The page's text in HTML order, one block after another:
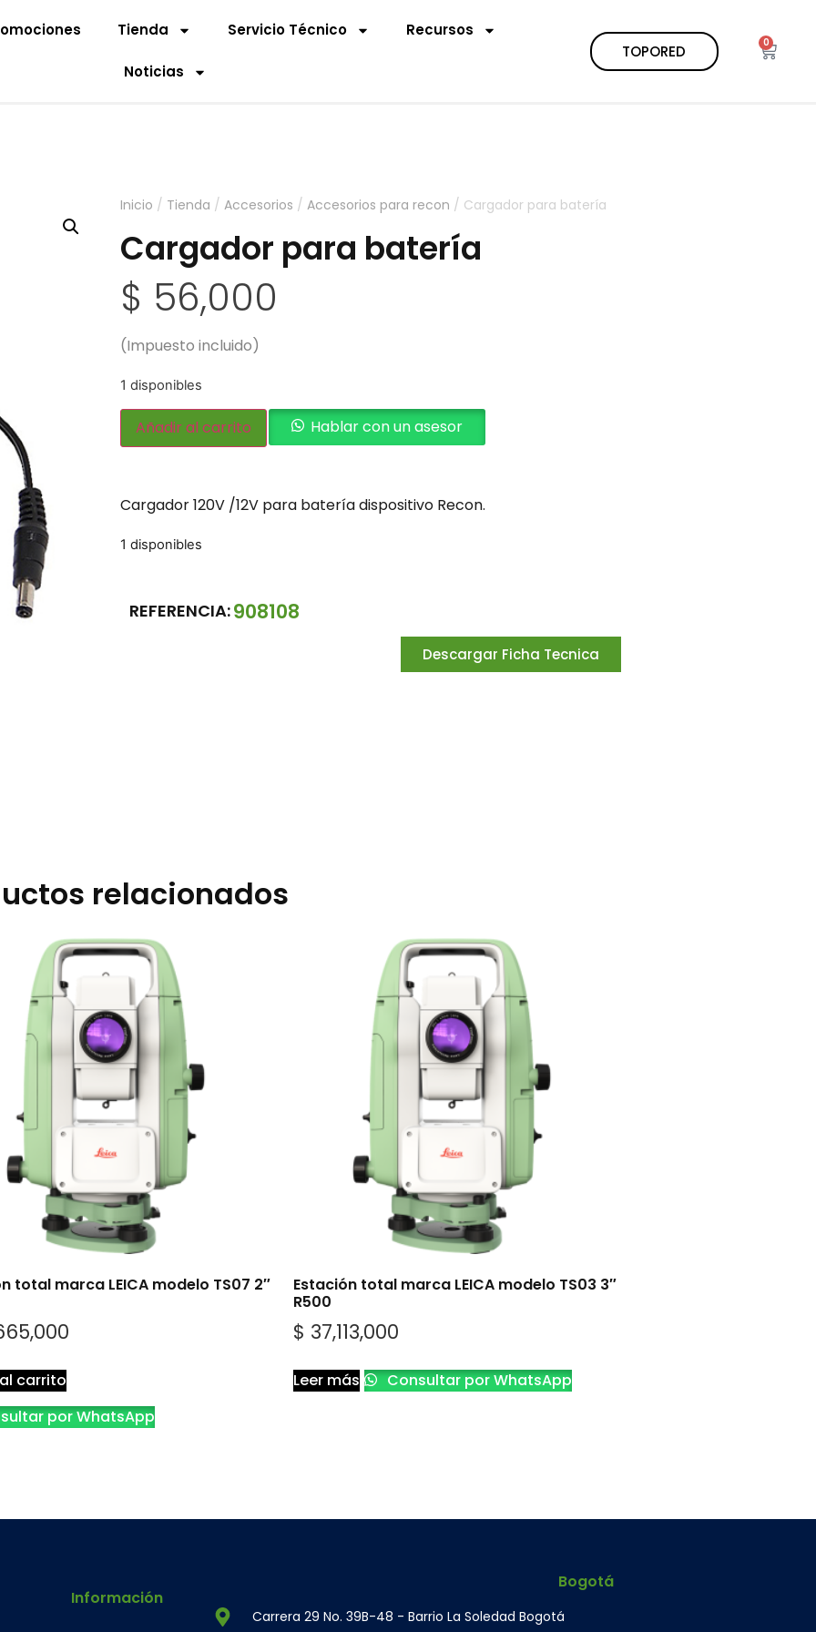
Tienda Servicio Técnico Recursos
Noticias
TOPORED 0
Inicio / Tienda / Accesorios / Accesorios para recon / Cargador para batería
Cargador para batería
$ 56,000
(Impuesto incluido)
1 disponibles
Añadir al carrito Hablar con un asesor
Cargador 120V /12V para batería dispositivo Recon.
1 disponibles
REFERENCIA:908108
Descargar Ficha Tecnica
relacionados
total marca LEICA modelo TS07 2″
carrito
por WhatsApp
Estación total marca LEICA modelo TS03 3″
R500
$ 37,113,000
Leer más Consultar por WhatsApp
Información
Bogotá
Carrera 29 No. 39B-48 - Barrio La Soledad Bogotá